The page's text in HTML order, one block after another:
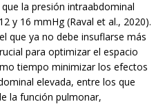
la presión intraabdominal
y 16 mmHg (Raval et al., 2020).
que ya no debe insuflarse más
para optimizar el espacio
tiempo minimizar los efectos
elevada, entre los que
la función pulmonar,